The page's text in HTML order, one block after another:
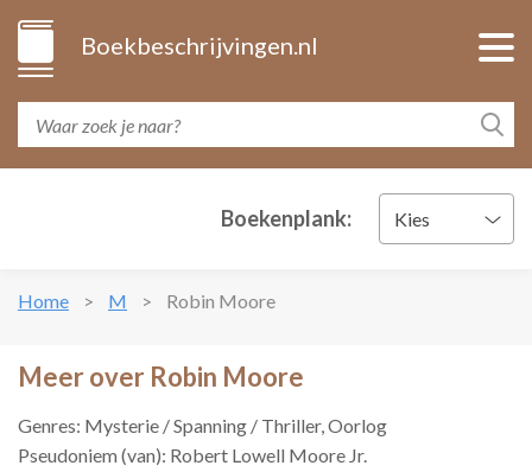
Boekbeschrijvingen.nl
Boekenplank: Kies
Home M Robin Moore
Meer over Robin Moore
Genres: Mysterie / Spanning / Thriller, Oorlog
Pseudoniem (van): Robert Lowell Moore Jr.